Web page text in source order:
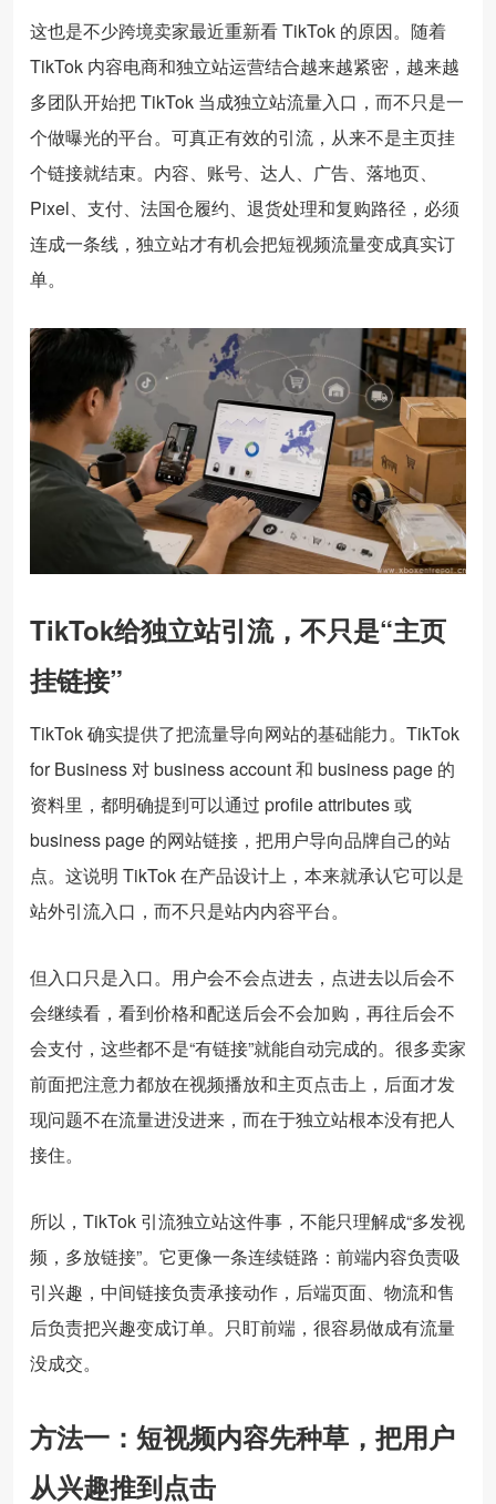
这也是不少跨境卖家最近重新看 TikTok 的原因。随着
TikTok 内容电商和独立站运营结合越来越紧密，越来越
多团队开始把 TikTok 当成独立站流量入口，而不只是一
个做曝光的平台。可真正有效的引流，从来不是主页挂
个链接就结束。内容、账号、达人、广告、落地页、
Pixel、支付、法国仓履约、退货处理和复购路径，必须
连成一条线，独立站才有机会把短视频流量变成真实订
单。
TikTok给独立站引流，不只是“主页
挂链接”
TikTok 确实提供了把流量导向网站的基础能力。TikTok
for Business 对 business account 和 business page 的
资料里，都明确提到可以通过 profile attributes 或
business page 的网站链接，把用户导向品牌自己的站
点。这说明 TikTok 在产品设计上，本来就承认它可以是
站外引流入口，而不只是站内内容平台。
但入口只是入口。用户会不会点进去，点进去以后会不
会继续看，看到价格和配送后会不会加购，再往后会不
会支付，这些都不是“有链接”就能自动完成的。很多卖家
前面把注意力都放在视频播放和主页点击上，后面才发
现问题不在流量进没进来，而在于独立站根本没有把人
接住。
所以，TikTok 引流独立站这件事，不能只理解成“多发视
频，多放链接”。它更像一条连续链路：前端内容负责吸
引兴趣，中间链接负责承接动作，后端页面、物流和售
后负责把兴趣变成订单。只盯前端，很容易做成有流量
没成交。
方法一：短视频内容先种草，把用户
从兴趣推到点击